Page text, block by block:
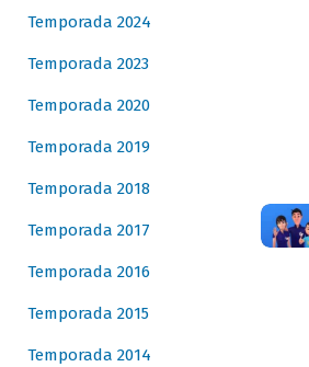
Temporada 2024
Temporada 2023
Temporada 2020
Temporada 2019
Temporada 2018
Temporada 2017
Temporada 2016
Temporada 2015
Temporada 2014